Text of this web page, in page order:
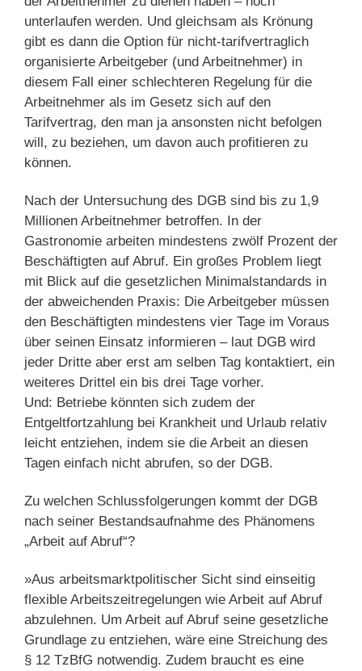
unterlaufen werden. Und gleichsam als Krönung
gibt es dann die Option für nicht-tarifvertraglich
organisierte Arbeitgeber (und Arbeitnehmer) in
diesem Fall einer schlechteren Regelung für die
Arbeitnehmer als im Gesetz sich auf den
Tarifvertrag, den man ja ansonsten nicht befolgen
will, zu beziehen, um davon auch profitieren zu
können.
Nach der Untersuchung des DGB sind bis zu 1,9
Millionen Arbeitnehmer betroffen. In der
Gastronomie arbeiten mindestens zwölf Prozent der
Beschäftigten auf Abruf. Ein großes Problem liegt
mit Blick auf die gesetzlichen Minimalstandards in
der abweichenden Praxis: Die Arbeitgeber müssen
den Beschäftigten mindestens vier Tage im Voraus
über seinen Einsatz informieren – laut DGB wird
jeder Dritte aber erst am selben Tag kontaktiert, ein
weiteres Drittel ein bis drei Tage vorher.
Und: Betriebe könnten sich zudem der
Entgeltfortzahlung bei Krankheit und Urlaub relativ
leicht entziehen, indem sie die Arbeit an diesen
Tagen einfach nicht abrufen, so der DGB.
Zu welchen Schlussfolgerungen kommt der DGB
nach seiner Bestandsaufnahme des Phänomens
„Arbeit auf Abruf“?
»Aus arbeitsmarktpolitischer Sicht sind einseitig
flexible Arbeitszeitregelungen wie Arbeit auf Abruf
abzulehnen. Um Arbeit auf Abruf seine gesetzliche
Grundlage zu entziehen, wäre eine Streichung des
§ 12 TzBfG notwendig. Zudem braucht es eine